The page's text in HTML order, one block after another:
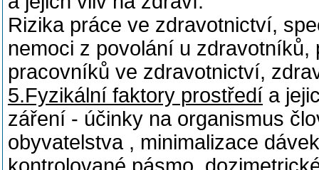
Rizika práce ve zdravotnictví,
nemoci z povolání u
pracovníků ve zdravotnictví,
5.Fyzikální faktory prostředí a
záření - účinky na organismus
obyvatelstva , minimalizace